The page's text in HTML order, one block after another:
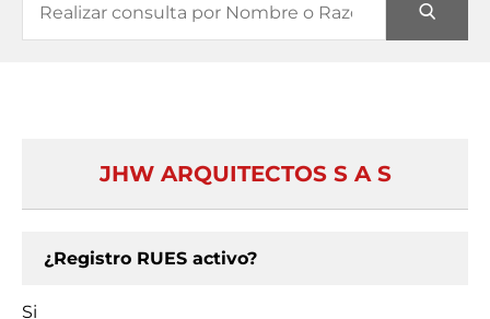
JHW ARQUITECTOS S A S
¿Registro RUES activo?
Si